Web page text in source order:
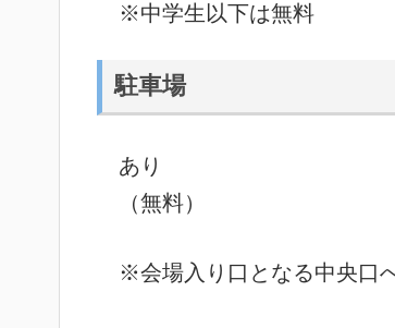
※中学生以下は無料
駐車場
あり
（無料）
※会場入り口となる中央口